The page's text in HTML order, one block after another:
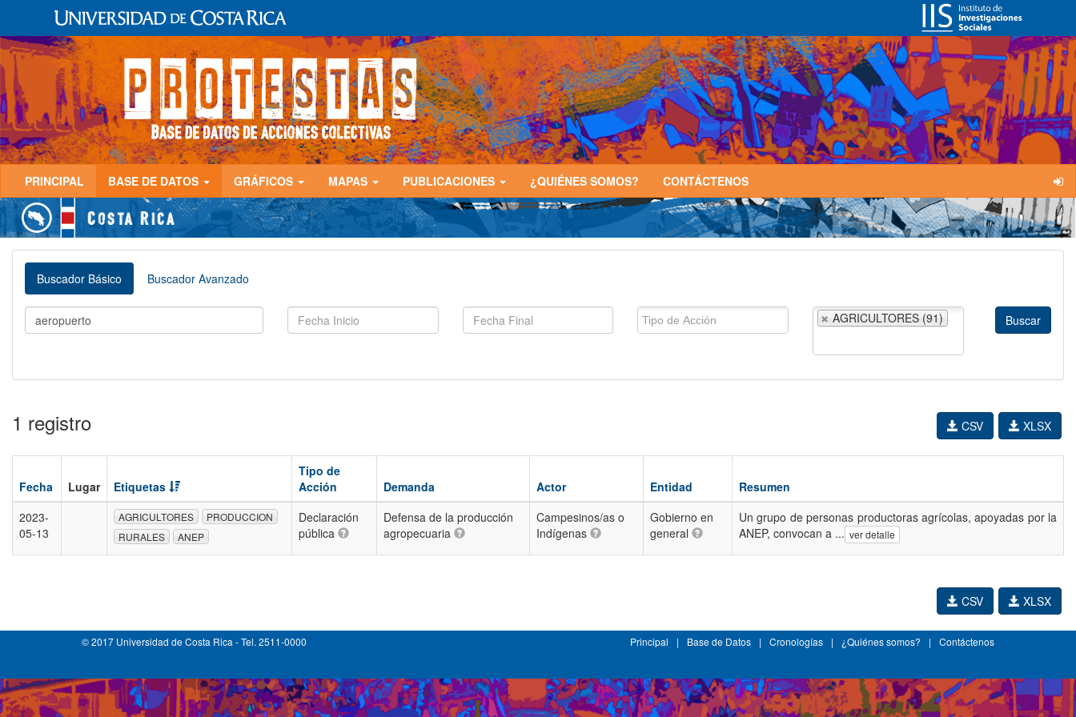
PRINCIPAL BASE DE DATOS GRÁFICOS MAPAS PUBLICACIONES ¿QUIÉNES SOMOS? CONTÁCTENOS
Buscador Básico Buscador Avanzado
AGRICULTORES (91)
1 registro XLSX
CSV
Fecha Lugar Etiquetas
Tipo de
Acción
Demanda Actor Entidad
Resumen
2023-
05-13
AGRICULTORES
PRODUCCION
RURALES
ANEP
Declaración
pública
Defensa de la producción
agropecuaria
Campesinos/as o
Indígenas
Gobierno en
general
Un grupo de personas productoras agrícolas, apoyadas por la
ANEP, convocan a ... ver detalle
XLSX
CSV
© 2017 Universidad de Costa Rica - Tel. 2511-0000 Principal | Base de Datos | Cronologías | ¿Quiénes somos? | Contáctenos